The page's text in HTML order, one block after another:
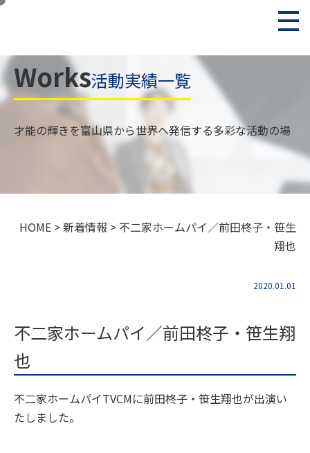
Works活動実績一覧
才能の輝きを富山県から世界へ発信する多彩な活動の場
HOME >新着情報 > 不二家ホームパイ／前田柊子・笹生
翔也
2020.01.01
不二家ホームパイ／前田柊子・笹生翔
也
不二家ホームパイTVCMに前田柊子・笹生翔也が出演い
たしました。